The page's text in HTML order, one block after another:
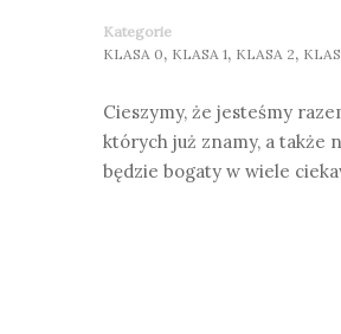
Kategorie
KLASA 0, KLASA 1, KLASA 2,
Cieszymy, że jesteśmy
których już znamy, a także
będzie bogaty w wiele